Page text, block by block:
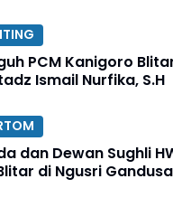
PCM Kanigoro
Ismail Nurfika, S.H
dan Dewan Sughli
di Ngusri